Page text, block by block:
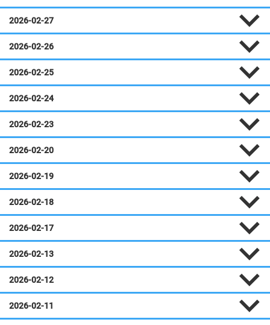
2026-02-27
2026-02-26
2026-02-25
2026-02-24
2026-02-23
2026-02-20
2026-02-19
2026-02-18
2026-02-17
2026-02-13
2026-02-12
2026-02-11